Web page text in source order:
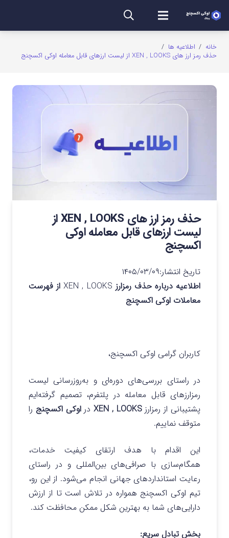
خانه / اطلاعیه ها /
حذف رمز ارز های XEN , LOOKS از لیست ارزهای قابل معامله اوکی اکسچنج
حذف رمز ارز های XEN , LOOKS از
لیست ارزهای قابل معامله اوکی
اکسچنج
تاریخ انتشار:۱۴۰۵/۰۳/۰۹
اطلاعیه درباره حذف رمزارز
از فهرست
معاملات اوکی اکسچنج
کاربران گرامی اوکی اکسچنج،
در راستای بررسی‌های دوره‌ای و به‌روزرسانی لیست
رمزارزهای قابل معامله در پلتفرم، تصمیم گرفته‌ایم
پشتیبانی از رمزارزXEN , LOOKSدر اوکی اکسچنج را
متوقف نماییم.
این اقدام با هدف ارتقای کیفیت خدمات،
همگام‌سازی با صرافی‌های بین‌المللی و در راستای
رعایت استانداردهای جهانی انجام می‌شود. از این رو،
تیم اوکی اکسچنج همواره در تلاش است تا از ارزش
دارایی‌های شما به بهترین شکل ممکن محافظت کند.
بخش تبادل سریع: